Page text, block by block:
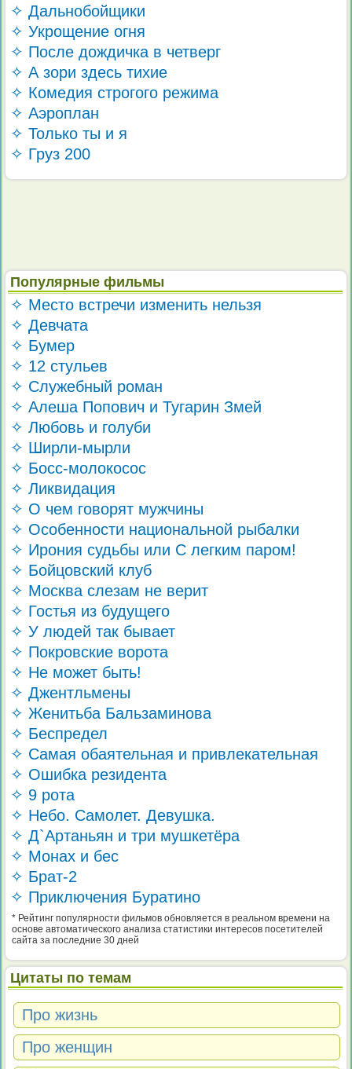
✧ Дальнобойщики
✧ Укрощение огня
✧ После дождичка в четверг
✧ А зори здесь тихие
✧ Комедия строгого режима
✧ Аэроплан
✧ Только ты и я
✧ Груз 200
Популярные фильмы
✧ Место встречи изменить нельзя
✧ Девчата
✧ Бумер
✧ 12 стульев
✧ Служебный роман
✧ Алеша Попович и Тугарин Змей
✧ Любовь и голуби
✧ Ширли-мырли
✧ Босс-молокосос
✧ Ликвидация
✧ О чем говорят мужчины
✧ Особенности национальной рыбалки
✧ Ирония судьбы или С легким паром!
✧ Бойцовский клуб
✧ Москва слезам не верит
✧ Гостья из будущего
✧ У людей так бывает
✧ Покровские ворота
✧ Не может быть!
✧ Джентльмены
✧ Женитьба Бальзаминова
✧ Беспредел
✧ Самая обаятельная и привлекательная
✧ Ошибка резидента
✧ 9 рота
✧ Небо. Самолет. Девушка.
✧ Д`Артаньян и три мушкетёра
✧ Монах и бес
✧ Брат-2
✧ Приключения Буратино
* Рейтинг популярности фильмов обновляется в реальном времени на
основе автоматического анализа статистики интересов посетителей
сайта за последние 30 дней
Цитаты по темам
Про жизнь
Про женщин